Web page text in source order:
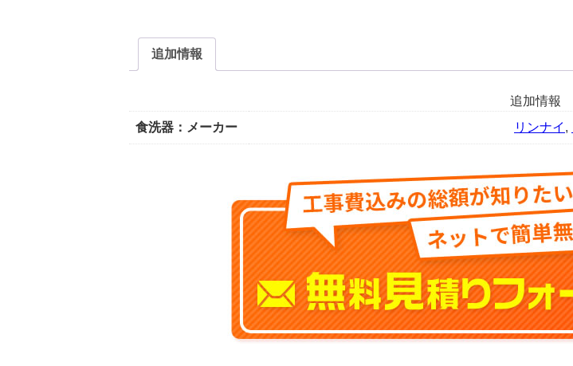
ド
パ
ネ
ル
454KP-
GY(グ
レ
ー
ツ
ヤ
消)
※
パ
追加情報
追加情報
食洗器：メーカー
リンナイ ,